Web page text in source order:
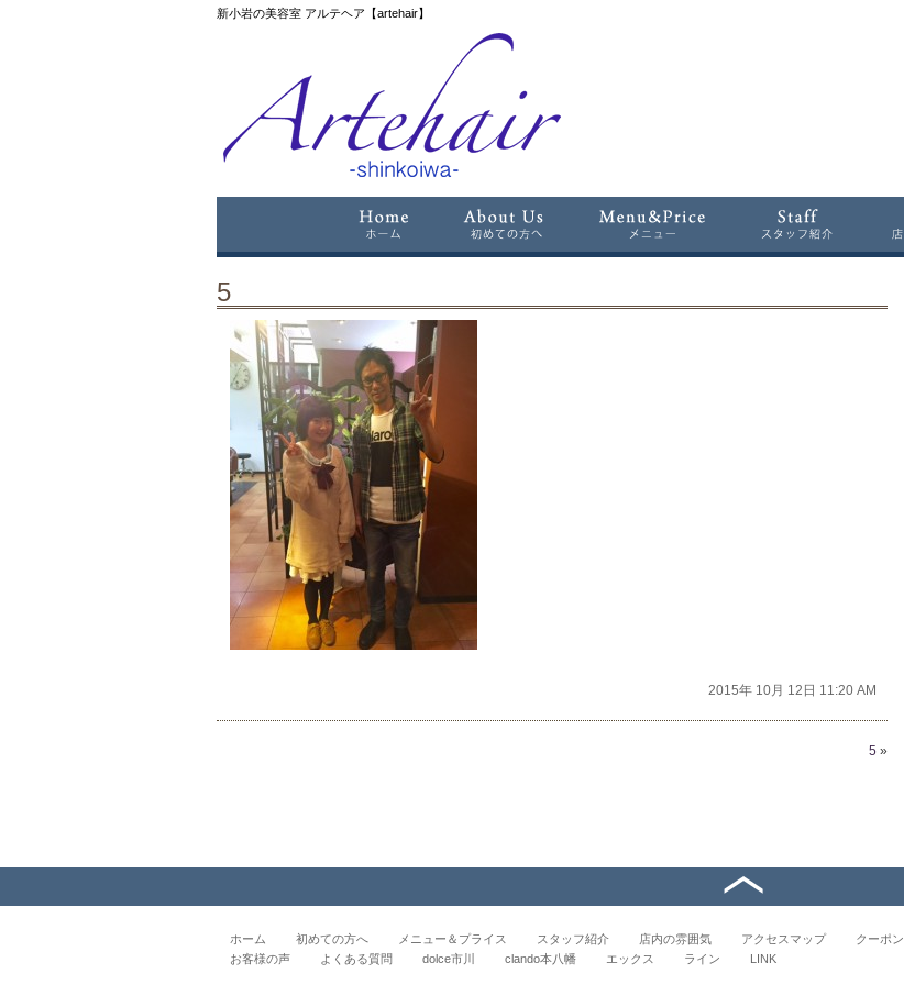
新小岩の美容室 アルテヘア【artehair】
5
2015年 10月 12日 11:20 AM
5 »
ホーム 初めての方へ メニュー＆プライス スタッフ紹介 店内の雰囲気 アクセスマップ
クーポン
お客様の声
よくある質問 dolce市川 clando本八幡 エックス ライン LINK